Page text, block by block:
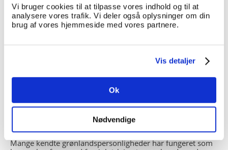
Vi bruger cookies til at tilpasse vores indhold og til at
analysere vores trafik. Vi deler også oplysninger om din
brug af vores hjemmeside med vores partnere.
Vis detaljer
Ok
Nødvendige
Download kort CVher
Henrik Dahl, advokat
her
Bestyrelsesformænd siden 1954
Mange kendte grønlandspersonligheder har fungeret som